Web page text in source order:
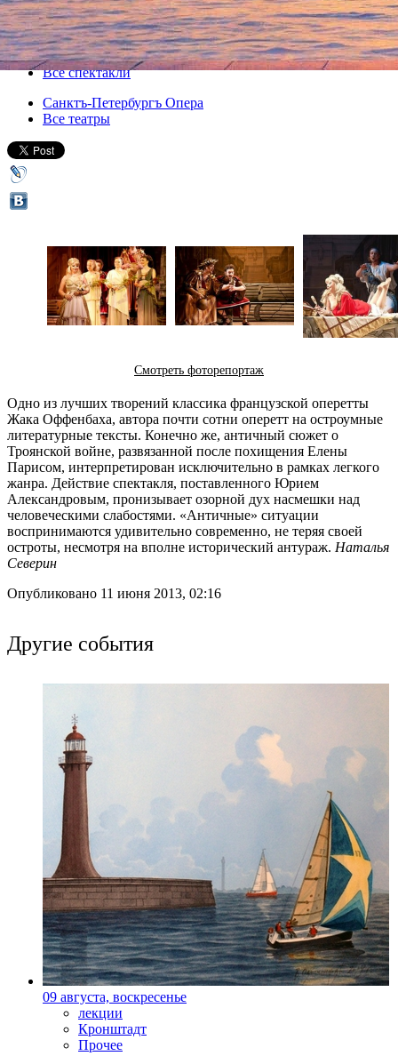
14 июня 2013, пятница,19.00
Версия для печати
Все спектакли
Санктъ-Петербургъ Опера
Все театры
Смотреть фоторепортаж
Одно из лучших творений классика французской оперетты
Жака Оффенбаха, автора почти сотни оперетт на остроумные
литературные тексты. Конечно же, античный сюжет о
Троянской войне, развязанной после похищения Елены
Парисом, интерпретирован исключительно в рамках легкого
жанра. Действие спектакля, поставленного Юрием
Александровым, пронизывает озорной дух насмешки над
человеческими слабостями. «Античные» ситуации
воспринимаются удивительно современно, не теряя своей
остроты, несмотря на вполне исторический антураж. Наталья
Северин
Опубликовано 11 июня 2013, 02:16
Другие события
09 августа, воскресенье
лекции
Кронштадт
Прочее